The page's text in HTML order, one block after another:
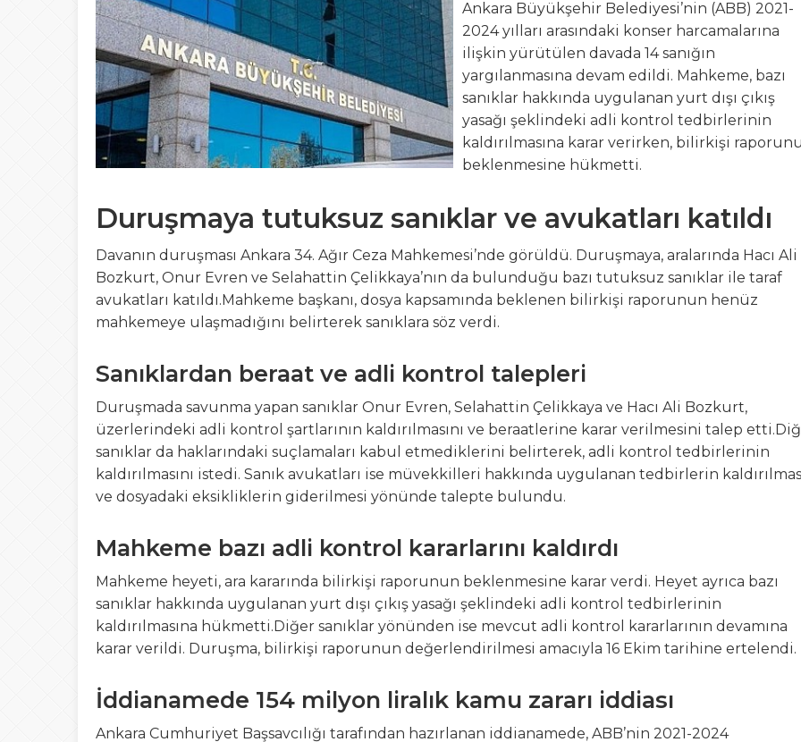
23:41 OKUR GEZER TUR, GEMLİK ÇIKIŞLI KÜLTÜR TURLARINA DEVAM EDİYOR
21:03 Gemlik’ten Gagauzya’ya Uzanan Dostluk Köprüsü
17:35 19 Mayıs Gemlik’te Büyük Coşkuyla Kutlandı
Ankara Büyükşehir Belediyesi’nin (ABB) 2021-
2024 yılları arasındaki konser harcamalarına
ilişkin yürütülen davada 14 sanığın
yargılanmasına devam edildi. Mahkeme, bazı
sanıklar hakkında uygulanan yurt dışı çıkış
yasağı şeklindeki adli kontrol tedbirlerinin
kaldırılmasına karar verirken, bilirkişi
beklenmesine hükmetti.
Duruşmaya tutuksuz sanıklar ve avukatları katıldı
Davanın duruşması Ankara 34. Ağır Ceza Mahkemesi’nde görüldü. Duruşmaya, aralarında Hacı Ali
Bozkurt, Onur Evren ve Selahattin Çelikkaya’nın da bulunduğu bazı tutuksuz sanıklar ile taraf
avukatları katıldı.Mahkeme başkanı, dosya kapsamında beklenen bilirkişi raporunun henüz
mahkemeye ulaşmadığını belirterek sanıklara söz verdi.
Sanıklardan beraat ve adli kontrol talepleri
Duruşmada savunma yapan sanıklar Onur Evren, Selahattin Çelikkaya ve Hacı Ali Bozkurt,
üzerlerindeki adli kontrol şartlarının kaldırılmasını ve beraatlerine karar verilmesini talep
sanıklar da haklarındaki suçlamaları kabul etmediklerini belirterek, adli kontrol tedbirlerinin
kaldırılmasını istedi. Sanık avukatları ise müvekkilleri hakkında uygulanan tedbirlerin
ve dosyadaki eksikliklerin giderilmesi yönünde talepte bulundu.
Mahkeme bazı adli kontrol kararlarını kaldırdı
Mahkeme heyeti, ara kararında bilirkişi raporunun beklenmesine karar verdi. Heyet ayrıca bazı
sanıklar hakkında uygulanan yurt dışı çıkış yasağı şeklindeki adli kontrol tedbirlerinin
kaldırılmasına hükmetti.Diğer sanıklar yönünden ise mevcut adli kontrol kararlarının devamına
karar verildi. Duruşma, bilirkişi raporunun değerlendirilmesi amacıyla 16 Ekim tarihine ertelendi.
İddianamede 154 milyon liralık kamu zararı iddiası
Ankara Cumhuriyet Başsavcılığı tarafından hazırlanan iddianamede, ABB’nin 2021-2024